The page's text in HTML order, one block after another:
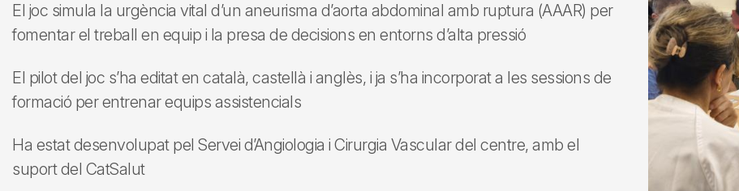
El joc simula la urgència vital d’un aneurisma d’aorta abdominal amb ruptura (AAAR) per
fomentar el treball en equip i la presa de decisions en entorns d’alta pressió
El pilot del joc s’ha editat en català, castellà i anglès, i ja s’ha incorporat a les sessions de
formació per entrenar equips assistencials
Ha estat desenvolupat pel Servei d’Angiologia i Cirurgia Vascular del centre, amb el
suport del CatSalut